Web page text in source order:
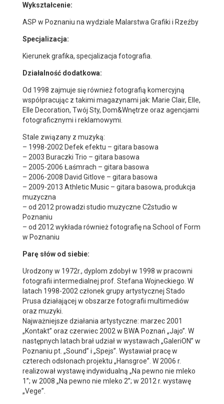
Wykształcenie:
ASP w Poznaniu na wydziale Malarstwa Grafiki i Rzeźby
Specjalizacja:
Kierunek grafika, specjalizacja fotografia.
Działalność dodatkowa:
Od 1998 zajmuje się również fotografią komercyjną
współpracując z takimi magazynami jak: Marie Clair, Elle,
Elle Decoration, Twój Sty, Dom&Wnętrze oraz agencjami
fotograficznymi i reklamowymi.
Stale związany z muzyką:
– 1998-2002 Defek efektu – gitara basowa
– 2003 Buraczki Trio – gitara basowa
– 2005-2006 Łaśmrach – gitara basowa
– 2006-2008 David Gitlove – gitara basowa
– 2009-2013 Athletic Music – gitara basowa, produkcja
muzyczna
– od 2012 prowadzi studio muzyczne C2studio w
Poznaniu
– od 2012 wykłada również fotografię na School of Form
w Poznaniu
Parę słów od siebie:
Urodzony w 1972r., dyplom zdobył w 1998 w pracowni
fotografii intermedialnej prof. Stefana Wojneckiego. W
latach 1998-2002 członek grupy artystycznej Stado
Prusa działającej w obszarze fotografii multimediów
oraz muzyki.
Najważniejsze działania artystyczne: marzec 2001
„Kontakt” oraz czerwiec 2002 w BWA Poznań „Jajo”. W
następnych latach brał udział w wystawach „GaleriON” w
Poznaniu pt. „Sound” i „Spejs”. Wystawiał pracę w
czterech odsłonach projektu „Hansgroe”. W 2006 r.
realizował wystawę indywidualną „Na pewno nie mleko
1”; w 2008 „Na pewno nie mleko 2”; w 2012 r. wystawę
„Vege”.